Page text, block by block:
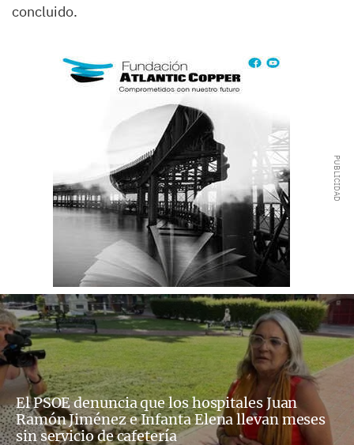
concluido.
El PSOE denuncia que los hospitales Juan
Ramón Jiménez e Infanta Elena llevan meses
sin servicio de cafetería